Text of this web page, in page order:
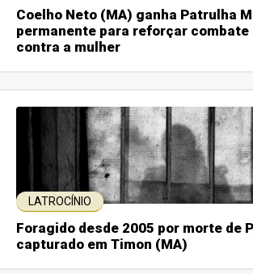
Coelho Neto (MA) ganha Patrulha
permanente para reforçar combate
contra a mulher
LATROCÍNIO
Foragido desde 2005 por morte de
capturado em Timon (MA)